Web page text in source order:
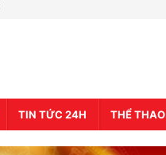
TIN TỨC 24H THỂ THAO